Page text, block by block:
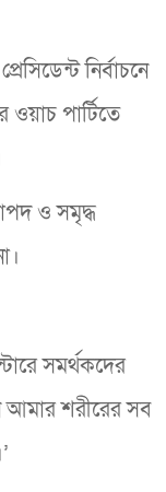
নির্বাচনে
পার্টিতে
ও সমৃদ্ধ
সমর্থকদের
আমার শরীরের সব